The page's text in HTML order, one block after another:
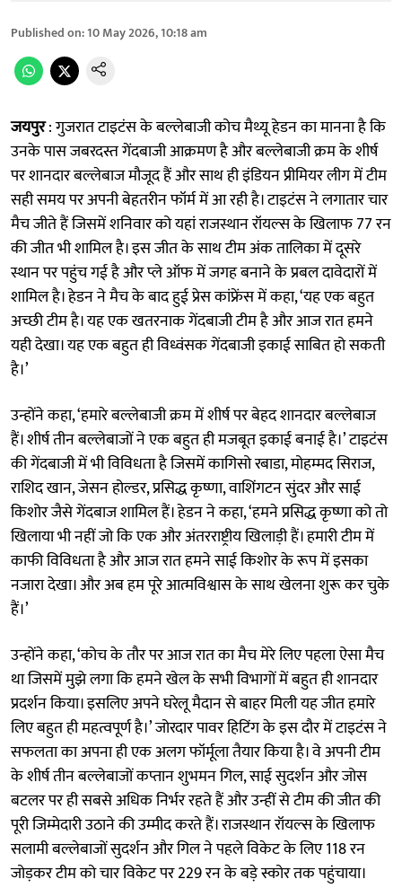
Published on:10 May 2026, 10:18 am
जयपुर: गुजरात टाइटंस के बल्लेबाजी कोच मैथ्यू हेडन का मानना ​​है कि
उनके पास जबरदस्त गेंदबाजी आक्रमण है और बल्लेबाजी क्रम के शीर्ष
पर शानदार बल्लेबाज मौजूद हैं और साथ ही इंडियन प्रीमियर लीग में टीम
सही समय पर अपनी बेहतरीन फॉर्म में आ रही है। टाइटंस ने लगातार चार
मैच जीते हैं जिसमें शनिवार को यहां राजस्थान रॉयल्स के खिलाफ 77 रन
की जीत भी शामिल है। इस जीत के साथ टीम अंक तालिका में दूसरे
स्थान पर पहुंच गई है और प्ले ऑफ में जगह बनाने के प्रबल दावेदारों में
शामिल है। हेडन ने मैच के बाद हुई प्रेस कांफ्रेंस में कहा, ‘यह एक बहुत
अच्छी टीम है। यह एक खतरनाक गेंदबाजी टीम है और आज रात हमने
यही देखा। यह एक बहुत ही विध्वंसक गेंदबाजी इकाई साबित हो सकती
है।’
उन्होंने कहा, ‘हमारे बल्लेबाजी क्रम में शीर्ष पर बेहद शानदार बल्लेबाज
हैं। शीर्ष तीन बल्लेबाजों ने एक बहुत ही मजबूत इकाई बनाई है।’ टाइटंस
की गेंदबाजी में भी विविधता है जिसमें कागिसो रबाडा, मोहम्मद सिराज,
राशिद खान, जेसन होल्डर, प्रसिद्ध कृष्णा, वाशिंगटन सुंदर और साई
किशोर जैसे गेंदबाज शामिल हैं। हेडन ने कहा, ‘हमने प्रसिद्ध कृष्णा को तो
खिलाया भी नहीं जो कि एक और अंतरराष्ट्रीय खिलाड़ी हैं। हमारी टीम में
काफी विविधता है और आज रात हमने साई किशोर के रूप में इसका
नजारा देखा। और अब हम पूरे आत्मविश्वास के साथ खेलना शुरू कर चुके
हैं।’
उन्होंने कहा, ‘कोच के तौर पर आज रात का मैच मेरे लिए पहला ऐसा मैच
था जिसमें मुझे लगा कि हमने खेल के सभी विभागों में बहुत ही शानदार
प्रदर्शन किया। इसलिए अपने घरेलू मैदान से बाहर मिली यह जीत हमारे
लिए बहुत ही महत्वपूर्ण है।’ जोरदार पावर हिटिंग के इस दौर में टाइटंस ने
सफलता का अपना ही एक अलग फॉर्मूला तैयार किया है। वे अपनी टीम
के शीर्ष तीन बल्लेबाजों कप्तान शुभमन गिल, साई सुदर्शन और जोस
बटलर पर ही सबसे अधिक निर्भर रहते हैं और उन्हीं से टीम की जीत की
पूरी जिम्मेदारी उठाने की उम्मीद करते हैं। राजस्थान रॉयल्स के खिलाफ
सलामी बल्लेबाजों सुदर्शन और गिल ने पहले विकेट के लिए 118 रन
जोड़कर टीम को चार विकेट पर 229 रन के बड़े स्कोर तक पहुंचाया।